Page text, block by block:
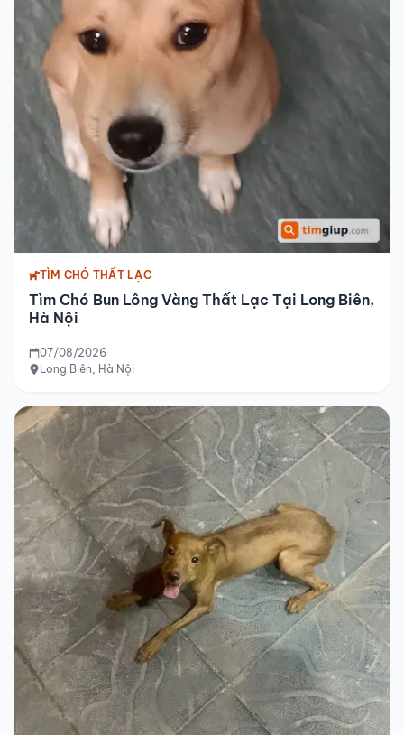
TÌM CHÓ THẤT LẠC
Tìm Chó Bun Lông Vàng Thất Lạc Tại Long Biên,
Hà Nội
07/08/2026
Long Biên, Hà Nội